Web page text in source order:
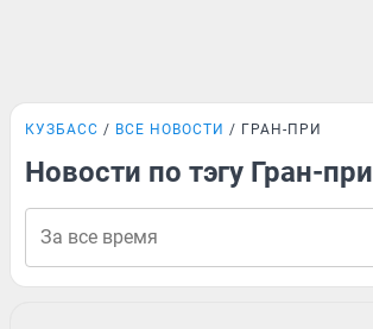
КУЗБАСС ВСЕ НОВОСТИ ГРАН-ПРИ
Новости по тэгу Гран-при